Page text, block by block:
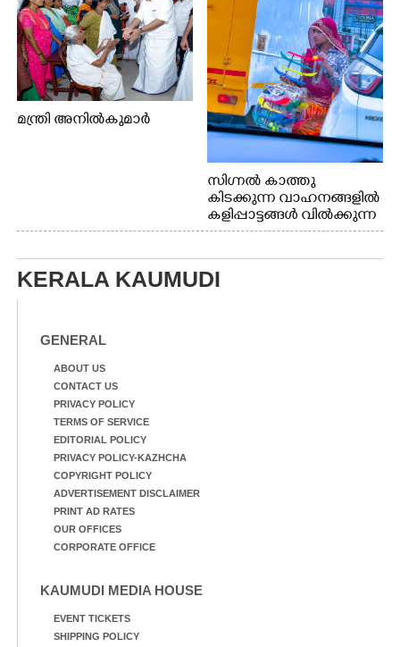
മന്ത്രി അനിൽകുമാർ
സിഗ്നൽ കാത്തു
കിടക്കുന്ന വാഹനങ്ങളിൽ
കളിപ്പാട്ടങ്ങൾ വിൽക്കുന്ന
നാടോടി യുവതി. ഇടപ്പള്ളി
KERALA KAUMUDI
GENERAL
ABOUT US
CONTACT US
PRIVACY POLICY
TERMS OF SERVICE
EDITORIAL POLICY
PRIVACY POLICY-KAZHCHA
COPYRIGHT POLICY
ADVERTISEMENT DISCLAIMER
PRINT AD RATES
OUR OFFICES
CORPORATE OFFICE
KAUMUDI MEDIA HOUSE
EVENT TICKETS
SHIPPING POLICY